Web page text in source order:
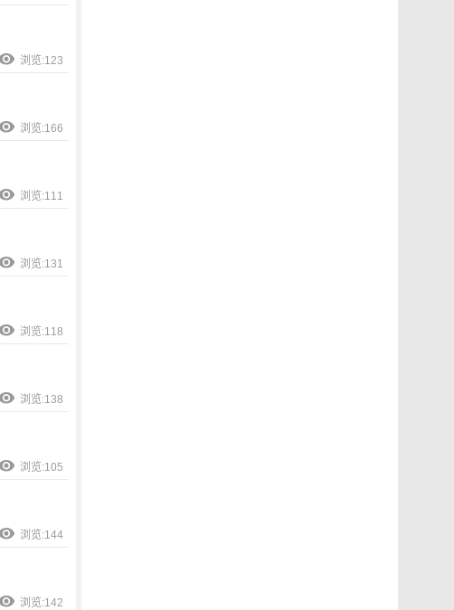
浏览:123
浏览:166
浏览:111
浏览:131
浏览:118
浏览:138
浏览:105
浏览:144
浏览:142